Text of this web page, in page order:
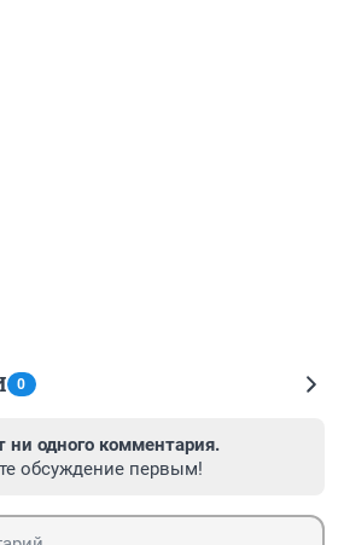
0
ни одного комментария.
обсуждение первым!